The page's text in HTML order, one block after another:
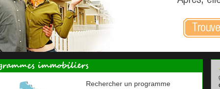
Rechercher un programme